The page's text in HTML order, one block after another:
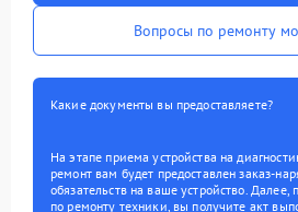
Вопросы по ремонту
Какие документы вы предоставляете?
На этапе приема устройства на
ремонт вам будет предоставлен заказ-
обязательств на ваше устройство. Далее,
по ремонту техники, вы получите акт